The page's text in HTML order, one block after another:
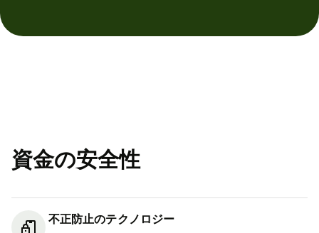
資金の安全性
不正防止のテクノロジー